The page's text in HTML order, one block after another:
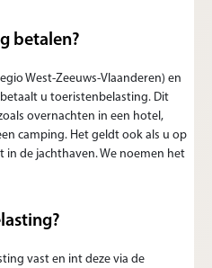
betalen?
West-Zeeuws-Vlaanderen) en
u toeristenbelasting. Dit
overnachten in een hotel,
camping. Het geldt ook als u op
de jachthaven. We noemen het
vast en int deze via de